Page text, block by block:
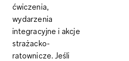
ćwiczenia,
wydarzenia
integracyjne i akcje
strażacko-
ratownicze. Jeśli